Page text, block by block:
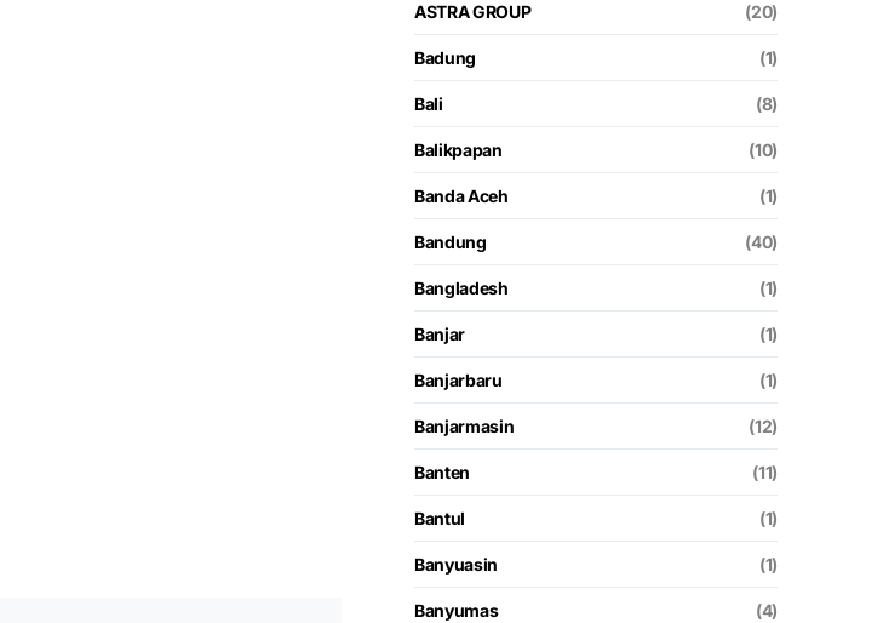
ASTRA GROUP (20)
Badung (1)
Bali (8)
Balikpapan (10)
Banda Aceh (1)
Bandung (40)
Bangladesh (1)
Banjar (1)
Banjarbaru (1)
Banjarmasin (12)
Banten (11)
Bantul (1)
Banyuasin (1)
Banyumas (4)